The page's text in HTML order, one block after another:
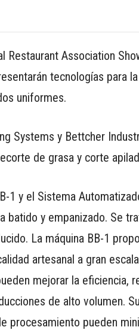
Association
tecnologías para
uniformes.
Systems y Bettcher
de grasa y corte
1 y el Sistema
batido y empanizado. Se
La máquina BB-1
artesanal a gran
mejorar la eficiencia,
de alto volumen.
procesamiento pueden